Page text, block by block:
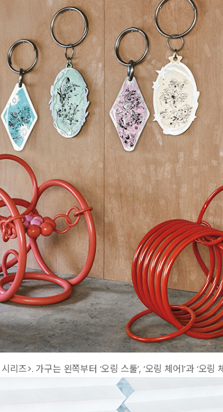
즈>. 가구는 왼쪽부터 ‘오링 스툴’, ‘오링 체어1’과 ‘오링